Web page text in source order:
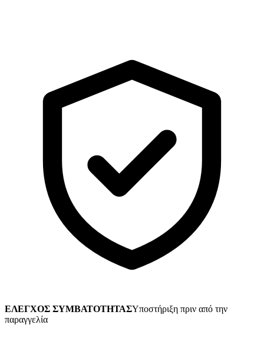
ΕΛΕΓΧΟΣ ΣΥΜΒΑΤΟΤΗΤΑΣΥποστήριξη πριν από την
παραγγελία